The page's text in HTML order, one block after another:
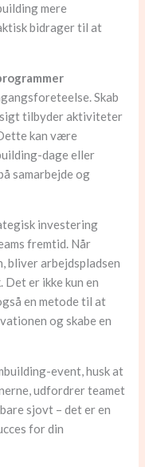
mere
bidrager til at
Skab
tilbyder aktiviteter
kan være
dage eller
samarbejde og
investering
fremtid. Når
bliver arbejdspladsen
er ikke kun en
en metode til at
og skabe en
event, husk at
udfordrer teamet
sjovt – det er en
for din